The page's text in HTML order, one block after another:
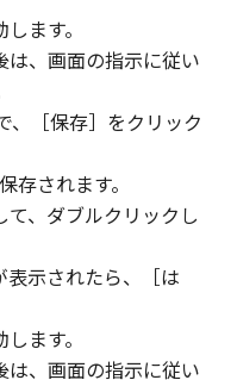
よび第10条の規
力を有します。
RIGHTS
、米国政府の機
お客様が米国政
以下の規定が適
is a "commercial
at 48 C.F.R.
of "commercial
as such
(Sept 1995).
ます。
、画面の指示に従い
、［保存］をクリック
されます。
、ダブルクリックし
示されたら、［は
ます。
、画面の指示に従い